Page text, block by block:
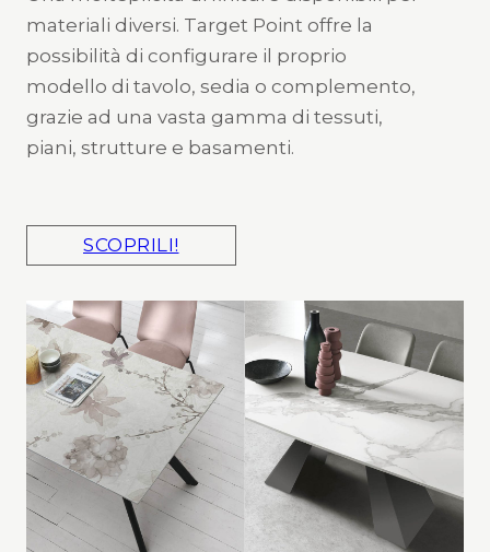
materiali diversi. Target Point offre la
possibilità di configurare il proprio
modello di tavolo, sedia o complemento,
grazie ad una vasta gamma di tessuti,
piani, strutture e basamenti.
SCOPRILI!